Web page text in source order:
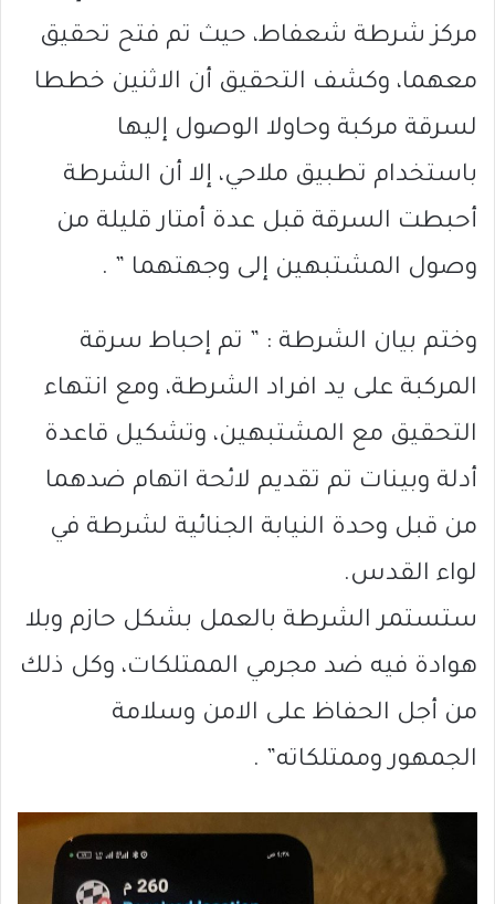
مركز شرطة شعفاط، حيث تم فتح تحقيق
معهما، وكشف التحقيق أن الاثنين خططا
لسرقة مركبة وحاولا الوصول إليها
باستخدام تطبيق ملاحي، إلا أن الشرطة
أحبطت السرقة قبل عدة أمتار قليلة من
وصول المشتبهين إلى وجهتهما ” .
وختم بيان الشرطة : ” تم إحباط سرقة
المركبة على يد افراد الشرطة، ومع انتهاء
التحقيق مع المشتبهين، وتشكيل قاعدة
أدلة وبينات تم تقديم لائحة اتهام ضدهما
من قبل وحدة النيابة الجنائية لشرطة في
لواء القدس.
ستستمر الشرطة بالعمل بشكل حازم وبلا
هوادة فيه ضد مجرمي الممتلكات، وكل ذلك
من أجل الحفاظ على الامن وسلامة
الجمهور وممتلكاته” .